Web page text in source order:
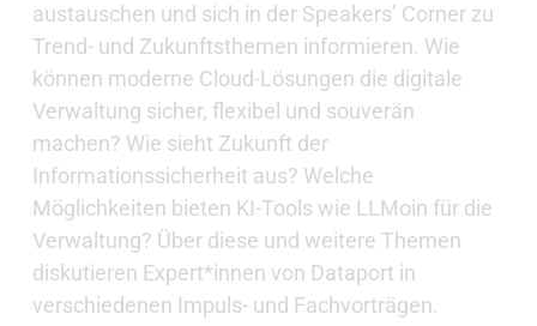
austauschen und sich in der Speakers’ Corner zu
Trend- und Zukunftsthemen informieren. Wie
können moderne Cloud-Lösungen die digitale
Verwaltung sicher, flexibel und souverän
machen? Wie sieht Zukunft der
Informationssicherheit aus? Welche
Möglichkeiten bieten KI-Tools wie LLMoin für die
Verwaltung? Über diese und weitere Themen
diskutieren Expert*innen von Dataport in
verschiedenen Impuls- und Fachvorträgen.